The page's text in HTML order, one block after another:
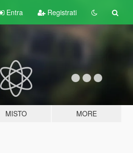
Entra Registrati
MISTO MORE